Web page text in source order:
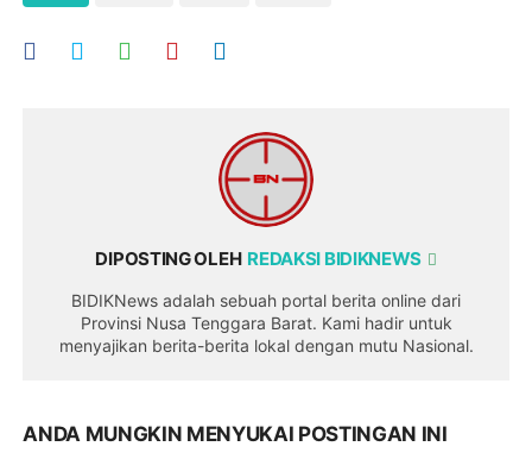
DIPOSTING OLEH REDAKSI BIDIKNEWS
BIDIKNews adalah sebuah portal berita online dari
Provinsi Nusa Tenggara Barat. Kami hadir untuk
menyajikan berita-berita lokal dengan mutu Nasional.
ANDA MUNGKIN MENYUKAI POSTINGAN INI